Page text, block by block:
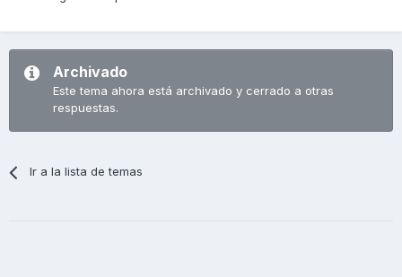
Archivado
Este tema ahora está archivado y cerrado a otras
respuestas.
Ir a la lista de temas